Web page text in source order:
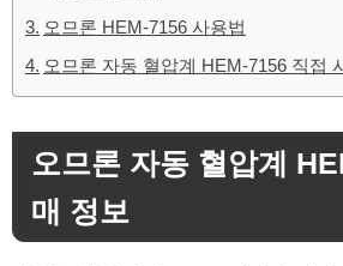
오므론 HEM-7156 사용법
오므론 자동 혈압계 HEM-7156 직접
오므론 자동 혈압계
매 정보